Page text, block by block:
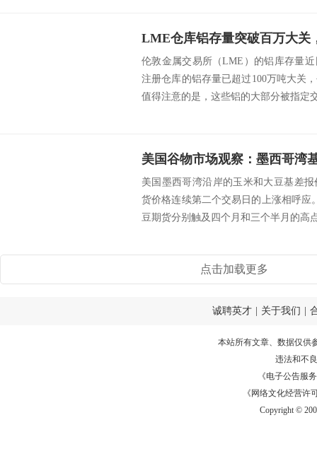
伦敦金属交易所（LME）的铝库存量
注册仓库的铝存量已超过100万吨大关
值得注意的是，这些铝的大部分被指定
美国墨西哥湾沿岸的玉米和大豆基差
货价格连续第二个交易日的上涨相呼应
豆期货分别触及四个月和三个半月的高
点击加载更多
诚聘英才 关于我们
本站所有文章、数据仅供
违法和不
《电子公告服务
《网络文化经营许
Copyright ©